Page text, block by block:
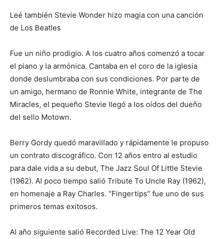
Leé también Stevie Wonder hizo magia con una canción
de Los Beatles
Fue un niño prodigio. A los cuatro años comenzó a tocar
el piano y la armónica. Cantaba en el coro de la iglesia
donde deslumbraba con sus condiciones. Por parte de
un amigo, hermano de Ronnie White, integrante de The
Miracles, el pequeño Stevie llegó a los oídos del dueño
del sello Motown.
Berry Gordy quedó maravillado y rápidamente le propuso
un contrato discográfico. Con 12 años entro al estudio
para dale vida a su debut, The Jazz Soul Of Little Stevie
(1962). Al poco tiempo salió Tribute To Uncle Ray (1962),
en homenaje a Ray Charles. “Fingertips” fue uno de sus
primeros temas exitosos.
Al año siguiente salió Recorded Live: The 12 Year Old